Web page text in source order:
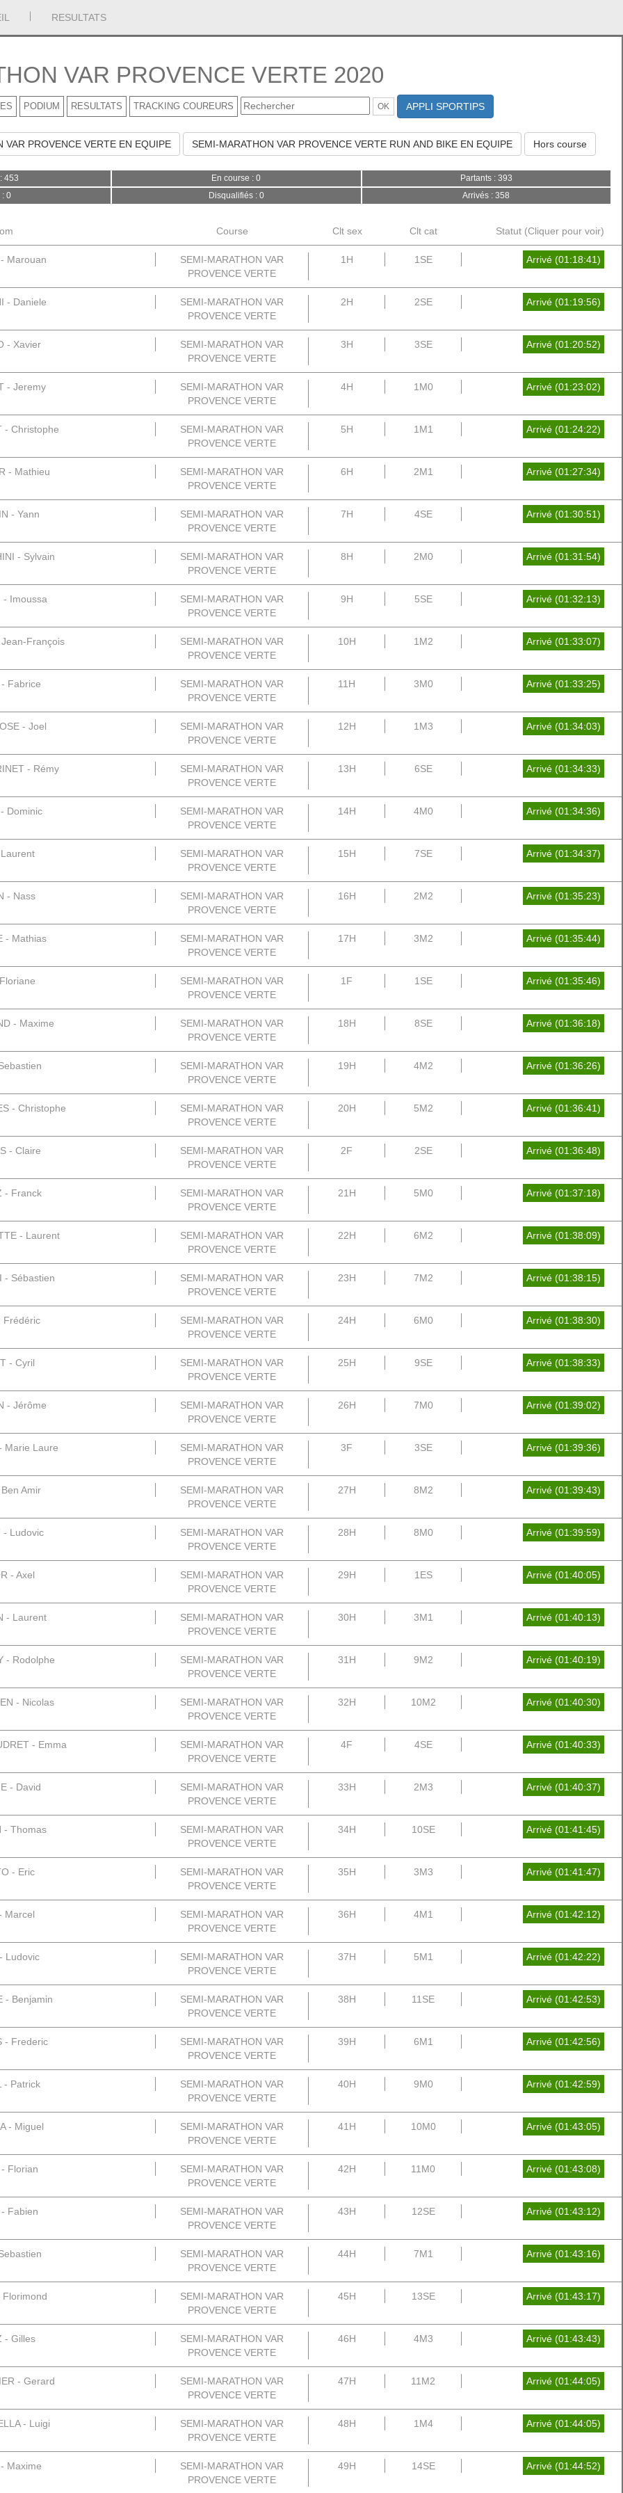
RESULTATS
VAR PROVENCE VERTE 2020
PODIUM RESULTATS TRACKING COUREURS APPLI SPORTIPS
VAR PROVENCE VERTE EN EQUIPE SEMI-MARATHON VAR PROVENCE VERTE RUN AND BIKE EN EQUIPE Hors course
453 En course : 0
Partants : 393
: 0
Disqualifiés : 0 Arrivés : 358
Course Clt sex Clt cat Statut (Cliquer pour voir)
Marouan
SEMI-MARATHON VAR
PROVENCE VERTE
1H 1SE Arrivé (01:18:41)
- Daniele
SEMI-MARATHON VAR
PROVENCE VERTE
2H 2SE Arrivé (01:19:56)
- Xavier
SEMI-MARATHON VAR
PROVENCE VERTE
3H 3SE Arrivé (01:20:52)
- Jeremy
SEMI-MARATHON VAR
PROVENCE VERTE
4H 1M0 Arrivé (01:23:02)
- Christophe
SEMI-MARATHON VAR
PROVENCE VERTE
5H 1M1 Arrivé (01:24:22)
- Mathieu
SEMI-MARATHON VAR
PROVENCE VERTE
6H 2M1 Arrivé (01:27:34)
- Yann
SEMI-MARATHON VAR
PROVENCE VERTE
7H 4SE Arrivé (01:30:51)
- Sylvain
SEMI-MARATHON VAR
PROVENCE VERTE
8H 2M0 Arrivé (01:31:54)
- Imoussa
SEMI-MARATHON VAR
PROVENCE VERTE
9H 5SE Arrivé (01:32:13)
François
SEMI-MARATHON VAR
PROVENCE VERTE
10H 1M2 Arrivé (01:33:07)
Fabrice
SEMI-MARATHON VAR
PROVENCE VERTE
11H 3M0 Arrivé (01:33:25)
- Joel
SEMI-MARATHON VAR
PROVENCE VERTE
12H 1M3 Arrivé (01:34:03)
- Rémy
SEMI-MARATHON VAR
PROVENCE VERTE
13H 6SE Arrivé (01:34:33)
Dominic
SEMI-MARATHON VAR
PROVENCE VERTE
14H 4M0 Arrivé (01:34:36)
SEMI-MARATHON VAR
PROVENCE VERTE
15H 7SE Arrivé (01:34:37)
- Nass
SEMI-MARATHON VAR
PROVENCE VERTE
16H 2M2 Arrivé (01:35:23)
- Mathias
SEMI-MARATHON VAR
PROVENCE VERTE
17H 3M2 Arrivé (01:35:44)
SEMI-MARATHON VAR
PROVENCE VERTE
1F 1SE Arrivé (01:35:46)
- Maxime
SEMI-MARATHON VAR
PROVENCE VERTE
18H 8SE Arrivé (01:36:18)
SEMI-MARATHON VAR
PROVENCE VERTE
19H 4M2 Arrivé (01:36:26)
- Christophe
SEMI-MARATHON VAR
PROVENCE VERTE
20H 5M2 Arrivé (01:36:41)
- Claire
SEMI-MARATHON VAR
PROVENCE VERTE
2F 2SE Arrivé (01:36:48)
- Franck
SEMI-MARATHON VAR
PROVENCE VERTE
21H 5M0 Arrivé (01:37:18)
- Laurent
SEMI-MARATHON VAR
PROVENCE VERTE
22H 6M2 Arrivé (01:38:09)
- Sébastien
SEMI-MARATHON VAR
PROVENCE VERTE
23H 7M2 Arrivé (01:38:15)
Frédéric
SEMI-MARATHON VAR
PROVENCE VERTE
24H 6M0 Arrivé (01:38:30)
- Cyril
SEMI-MARATHON VAR
PROVENCE VERTE
25H 9SE Arrivé (01:38:33)
- Jérôme
SEMI-MARATHON VAR
PROVENCE VERTE
26H 7M0 Arrivé (01:39:02)
Marie Laure
SEMI-MARATHON VAR
PROVENCE VERTE
3F 3SE Arrivé (01:39:36)
Amir
SEMI-MARATHON VAR
PROVENCE VERTE
27H 8M2 Arrivé (01:39:43)
- Ludovic
SEMI-MARATHON VAR
PROVENCE VERTE
28H 8M0 Arrivé (01:39:59)
- Axel
SEMI-MARATHON VAR
PROVENCE VERTE
29H 1ES Arrivé (01:40:05)
- Laurent
SEMI-MARATHON VAR
PROVENCE VERTE
30H 3M1 Arrivé (01:40:13)
- Rodolphe
SEMI-MARATHON VAR
PROVENCE VERTE
31H 9M2 Arrivé (01:40:19)
- Nicolas
SEMI-MARATHON VAR
PROVENCE VERTE
32H 10M2 Arrivé (01:40:30)
- Emma
SEMI-MARATHON VAR
PROVENCE VERTE
4F 4SE Arrivé (01:40:33)
- David
SEMI-MARATHON VAR
PROVENCE VERTE
33H 2M3 Arrivé (01:40:37)
- Thomas
SEMI-MARATHON VAR
PROVENCE VERTE
34H 10SE Arrivé (01:41:45)
- Eric
SEMI-MARATHON VAR
PROVENCE VERTE
35H 3M3 Arrivé (01:41:47)
Marcel
SEMI-MARATHON VAR
PROVENCE VERTE
36H 4M1 Arrivé (01:42:12)
Ludovic
SEMI-MARATHON VAR
PROVENCE VERTE
37H 5M1 Arrivé (01:42:22)
- Benjamin
SEMI-MARATHON VAR
PROVENCE VERTE
38H 11SE Arrivé (01:42:53)
- Frederic
SEMI-MARATHON VAR
PROVENCE VERTE
39H 6M1 Arrivé (01:42:56)
- Patrick
SEMI-MARATHON VAR
PROVENCE VERTE
40H 9M0 Arrivé (01:42:59)
- Miguel
SEMI-MARATHON VAR
PROVENCE VERTE
41H 10M0 Arrivé (01:43:05)
Florian
SEMI-MARATHON VAR
PROVENCE VERTE
42H 11M0 Arrivé (01:43:08)
Fabien
SEMI-MARATHON VAR
PROVENCE VERTE
43H 12SE Arrivé (01:43:12)
SEMI-MARATHON VAR
PROVENCE VERTE
44H 7M1 Arrivé (01:43:16)
Florimond
SEMI-MARATHON VAR
PROVENCE VERTE
45H 13SE Arrivé (01:43:17)
- Gilles
SEMI-MARATHON VAR
PROVENCE VERTE
46H 4M3 Arrivé (01:43:43)
- Gerard
SEMI-MARATHON VAR
PROVENCE VERTE
47H 11M2 Arrivé (01:44:05)
- Luigi
SEMI-MARATHON VAR
PROVENCE VERTE
48H 1M4 Arrivé (01:44:05)
Maxime
SEMI-MARATHON VAR
PROVENCE VERTE
49H 14SE Arrivé (01:44:52)